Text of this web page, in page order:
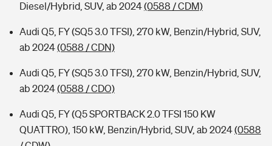
Diesel/Hybrid, SUV, ab 2024(0588 / CDM)
Audi Q5, FY (SQ5 3.0 TFSI), 270 kW, Benzin/Hybrid, SUV,
ab 2024(0588 / CDN)
Audi Q5, FY (SQ5 3.0 TFSI), 270 kW, Benzin/Hybrid, SUV,
ab 2024(0588 / CDO)
Audi Q5, FY (Q5 SPORTBACK 2.0 TFSI 150 KW
QUATTRO), 150 kW, Benzin/Hybrid, SUV, ab 2024(0588